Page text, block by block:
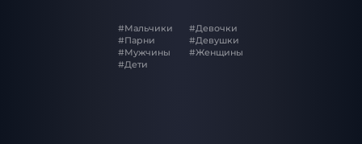
#Мальчики
#Парни
#Мужчины
#Дети
#Девочки
#Девушки
#Женщины